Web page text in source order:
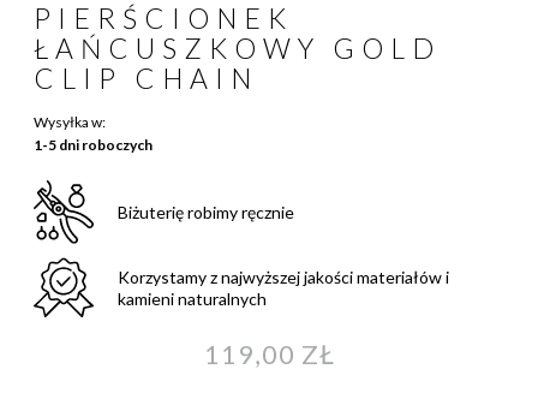
PIERŚCIONEK
ŁAŃCUSZKOWY GOLD
CLIP CHAIN
Wysyłka w:
1-5 dni roboczych
Biżuterię robimy ręcznie
Korzystamy z najwyższej jakości materiałów i
kamieni naturalnych
119,00 ZŁ